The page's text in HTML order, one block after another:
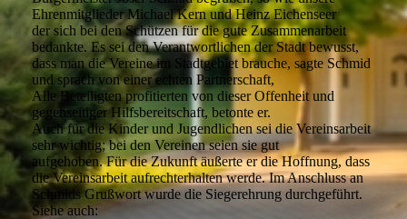
Ehrenmitglieder Michael Kern und Heinz Eichenseer
der sich bei den Schützen für diegute Zusammenarbeit
bedankte. Es sei den Verantwortlichender Stadt bewusst,
dass man dieVereine im Stadtgebiet brauche, sagte Schmid
und sprach von einer echten Partnerschaft,
Alle Beteiligten profitierten von dieser Offenheit und
gegenseitiger Hilfsbereitschaft, betonte er.
Auch für die Kinder und Jugendlichen sei die Vereinsarbeit
sehr wichtig; bei den Vereinen seien sie gut
aufgehoben.Für die Zukunft äußerte er dieHoffnung, dass
die Vereinsarbeit aufrechterhalten werde.Im Anschluss an
Schmids Grußwort wurde die Siegerehrung durchgeführt.
Siehe auch: